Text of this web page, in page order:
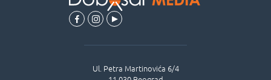
Ul. Petra Martinovića 6/4